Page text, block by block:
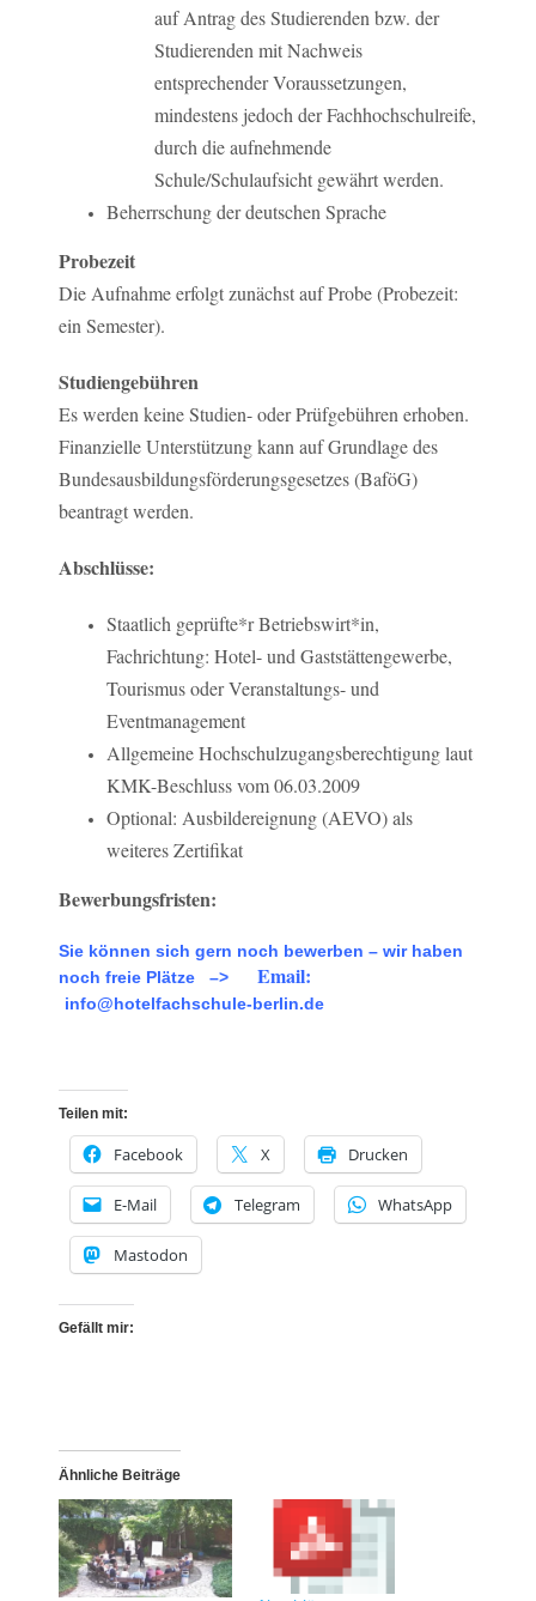
auf Antrag des Studierenden bzw. der
Studierenden mit Nachweis
entsprechender Voraussetzungen,
mindestens jedoch der Fachhochschulreife,
durch die aufnehmende
Schule/Schulaufsicht gewährt werden.
Beherrschung der deutschen Sprache
Probezeit
Die Aufnahme erfolgt zunächst auf Probe (Probezeit:
ein Semester).
Studiengebühren
Es werden keine Studien- oder Prüfgebühren erhoben.
Finanzielle Unterstützung kann auf Grundlage des
Bundesausbildungsförderungsgesetzes (BaföG)
beantragt werden.
Abschlüsse:
Staatlich geprüfte*r Betriebswirt*in,
Fachrichtung: Hotel- und Gaststättengewerbe,
Tourismus oder Veranstaltungs- und
Eventmanagement
Allgemeine Hochschulzugangsberechtigung laut
KMK-Beschluss vom 06.03.2009
Optional: Ausbildereignung (AEVO) als
weiteres Zertifikat
Bewerbungsfristen:
Sie können sich gern noch bewerben – wir haben
noch freie Plätze –>
Email:
info@hotelfachschule-berlin.de
Teilen mit:
Facebook X Drucken
E-Mail Telegram WhatsApp
Mastodon
Gefällt mir:
Ähnliche Beiträge